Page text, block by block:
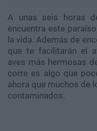
A unas seis horas
encuentra este
la vida. Además de
que te facilitarán el
aves más hermosas
corre es algo que
ahora que muchos de
contaminados.